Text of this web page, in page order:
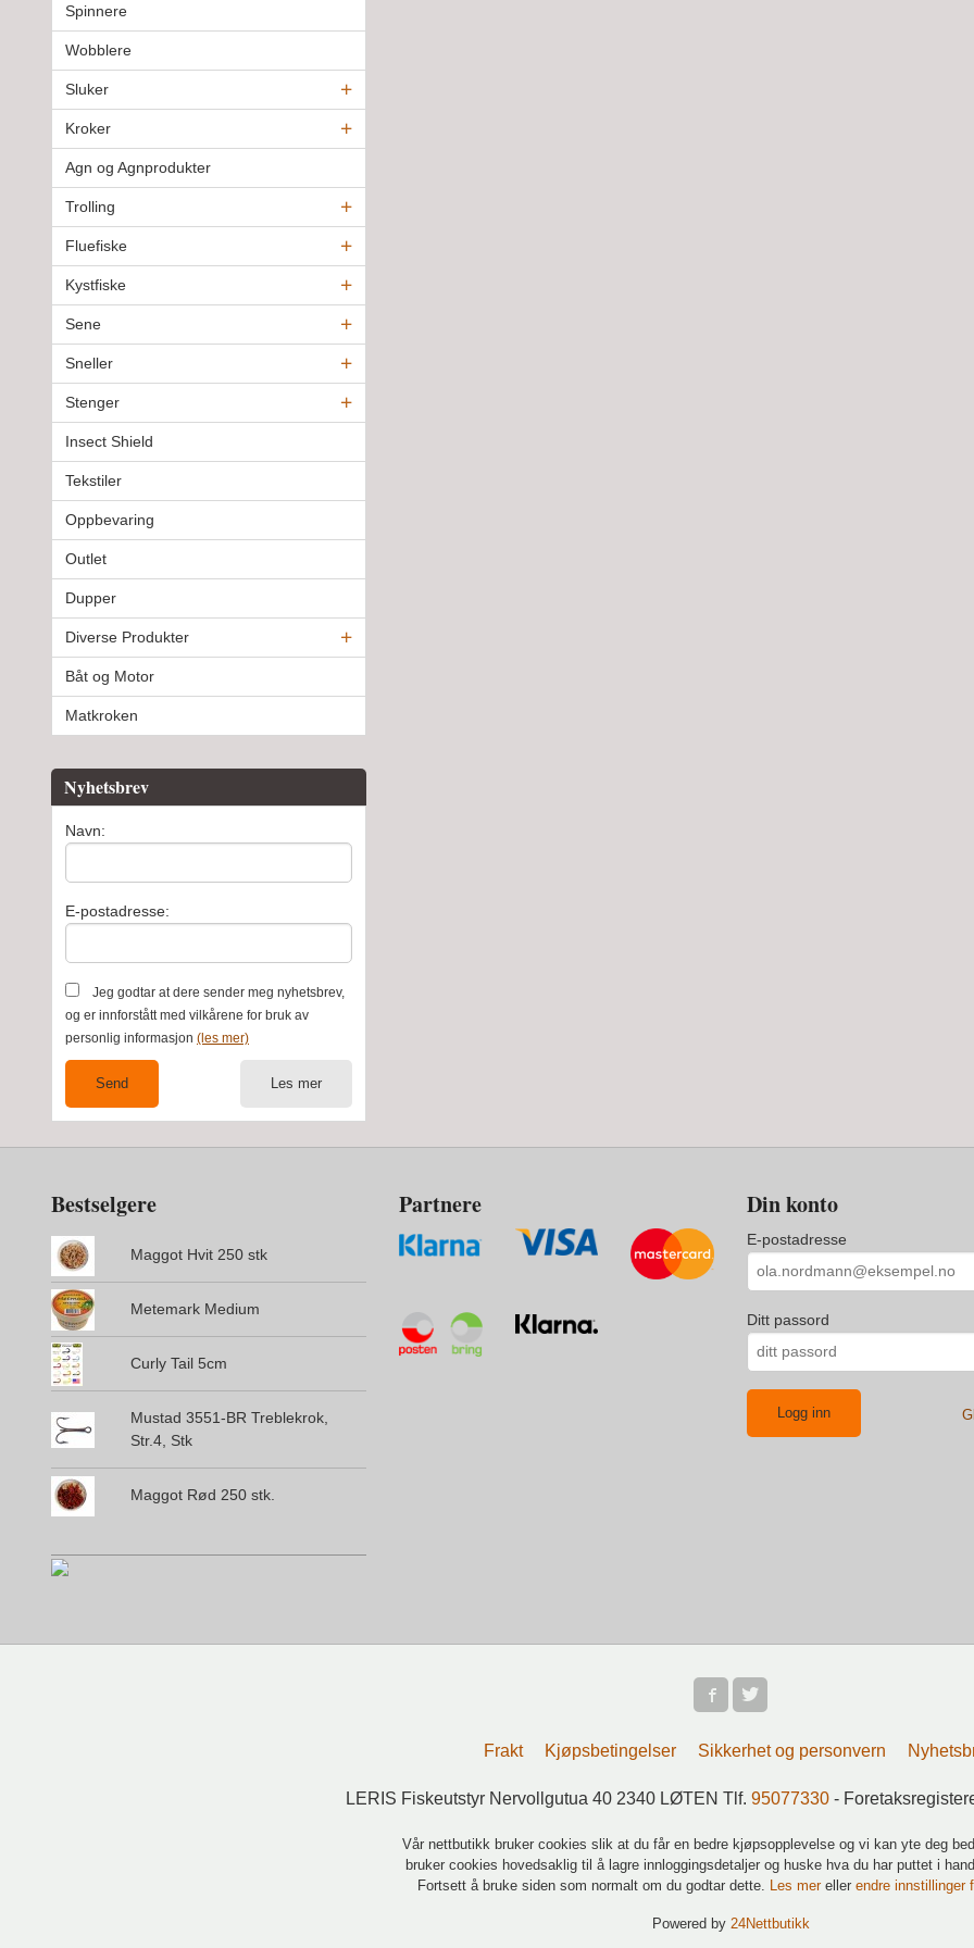
Spinnere
Wobblere
Sluker
Kroker
Agn og Agnprodukter
Trolling
Fluefiske
Kystfiske
Sene
Sneller
Stenger
Insect Shield
Tekstiler
Oppbevaring
Outlet
Dupper
Diverse Produkter
Båt og Motor
Matkroken
Nyhetsbrev
Navn:
E-postadresse:
Jeg godtar at dere sender meg nyhetsbrev,
og er innforstått med vilkårene for bruk av
personlig informasjon (les mer)
Les mer
Bestselgere
Maggot Hvit 250 stk
Metemark Medium
Curly Tail 5cm
Mustad 3551-BR Treblekrok,
Str.4, Stk
Maggot Rød 250 stk.
Partnere Din konto
E-postadresse
Ditt passord
Frakt Kjøpsbetingelser Sikkerhet og personvern
LERIS Fiskeutstyr Nervollgutua 40 2340 LØTEN Tlf. 95077330-
Vår nettbutikk bruker cookies slik at du får en bedre kjøpsopplevelse og vi kan yte deg
bruker cookies hovedsaklig til å lagre innloggingsdetaljer og huske hva du har puttet i
Fortsett å bruke siden som normalt om du godtar dette. Les mer eller endre innstillinger
Powered by 24Nettbutikk